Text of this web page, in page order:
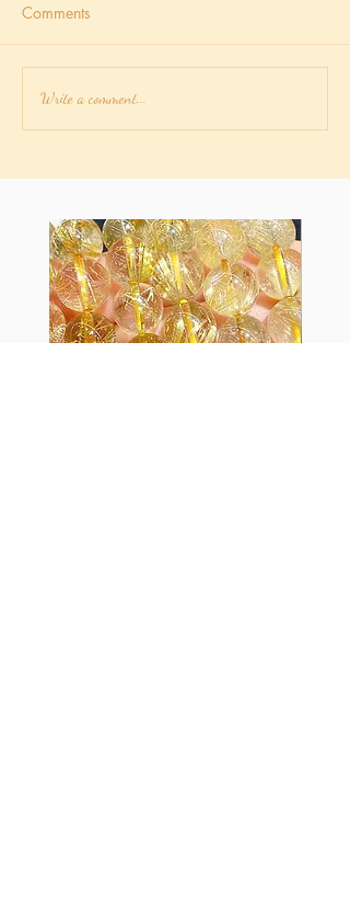
人或朋友陪伴一起渡過但心裏
就是愛情吧！看見街上很多戀
人甜甜蜜蜜的手牽手看聖誕燈
茫，又或者有些事情急得來
的…...
Comments
Write a comment...